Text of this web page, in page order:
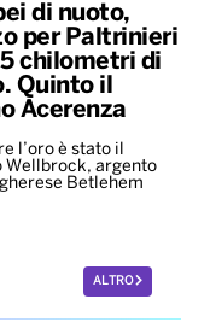
di nuoto,
per Paltrinieri
chilometri di
Quinto il
Acerenza
l’oro è stato il
Wellbrock, argento
Betlehem
ALTRO